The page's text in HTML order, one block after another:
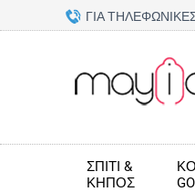
ΓΙΑ
ΣΠΊΤΙ &
ΚΉΠΟΣ